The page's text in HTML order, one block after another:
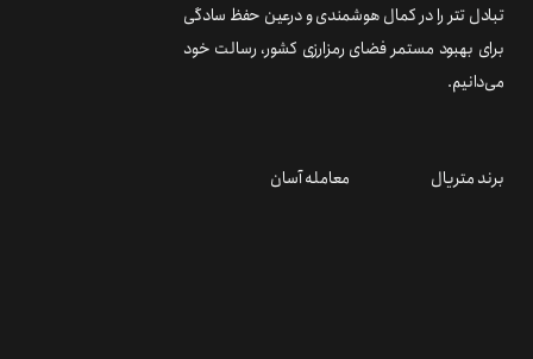
تبادل تتر را در کمال هوشمندی و درعین حفظ سادگی
برای بهبود مستمر فضای رمزارزی کشور، رسالت خود
می‌دانیم.
برند متریال معامله آسان